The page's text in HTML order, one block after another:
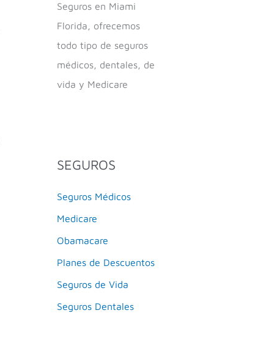
Seguros en Miami
Florida, ofrecemos
todo tipo de seguros
médicos, dentales, de
vida y Medicare
SEGUROS
Seguros Médicos
Medicare
Obamacare
Planes de Descuentos
Seguros de Vida
Seguros Dentales